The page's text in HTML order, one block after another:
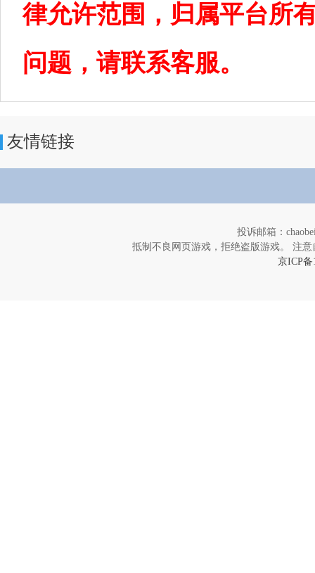
律允许范围，归属平台所
问题，请联系客服。
友情链接
投诉邮箱：
抵制不良网页游戏，拒绝盗版游戏。 注
京ICP备